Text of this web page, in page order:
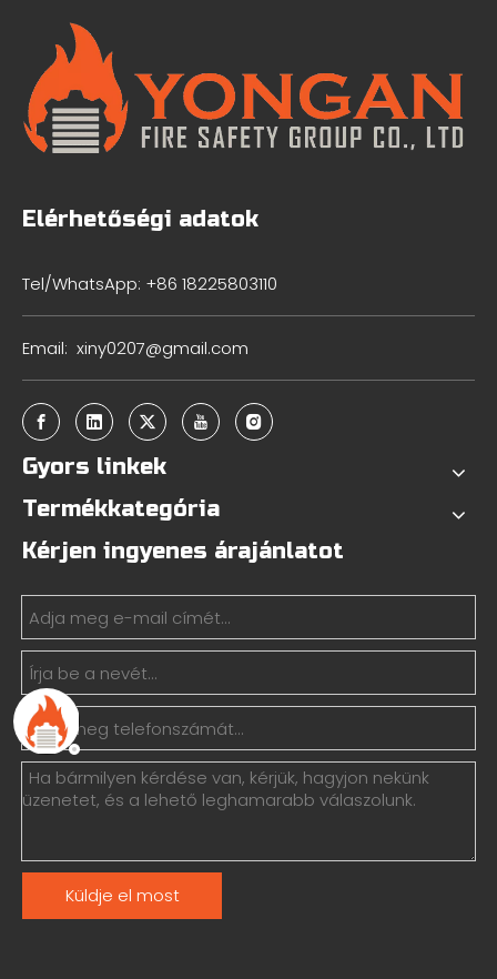
Elérhetőségi adatok
Tel/WhatsApp: +86 18225803110
Email: xiny0207@gmail.com
Gyors linkek
Termékkategória
Kérjen ingyenes árajánlatot
Küldje el most